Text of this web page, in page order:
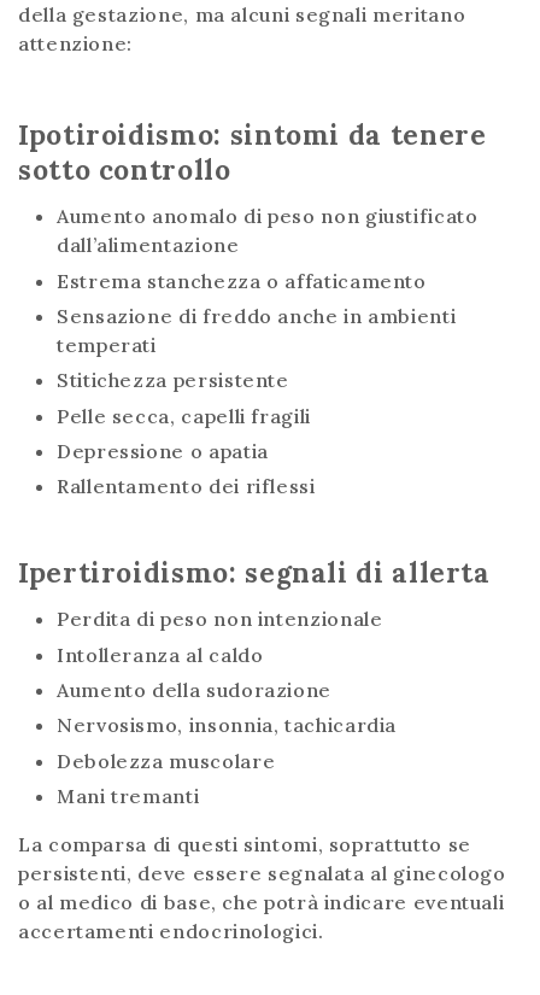
della gestazione, ma alcuni segnali meritano
attenzione:
Ipotiroidismo: sintomi da tenere
sotto controllo
Aumento anomalo di peso non giustificato
dall’alimentazione
Estrema stanchezza o affaticamento
Sensazione di freddo anche in ambienti
temperati
Stitichezza persistente
Pelle secca, capelli fragili
Depressione o apatia
Rallentamento dei riflessi
Ipertiroidismo: segnali di allerta
Perdita di peso non intenzionale
Intolleranza al caldo
Aumento della sudorazione
Nervosismo, insonnia, tachicardia
Debolezza muscolare
Mani tremanti
La comparsa di questi sintomi, soprattutto se
persistenti, deve essere segnalata al ginecologo
o al medico di base, che potrà indicare eventuali
accertamenti endocrinologici.